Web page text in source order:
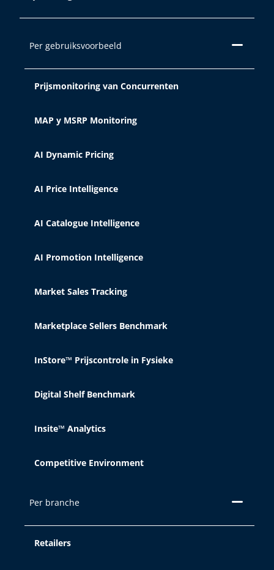
uw website-ervaring door inhoud in uw
die u interesseert aan te bevelen, tot
het identificeren van u als gebruiker bij
het bezoeken van privé gedeelten van
de website. Het kan ook worden
advertenties via advertentieplatforms
alle cookies accepteren door op de
configureren in "Cookie-instellingen" of
het gebruik ervan weigeren door op de
informatie over de verschillende
onzeDisclaimer, ons privacybeleid
Reject
Cookie Settings
Per gebruiksvoorbeeld
Prijsmonitoring van Concurrenten
MAP y MSRP Monitoring
AI Dynamic Pricing
AI Price Intelligence
AI Catalogue Intelligence
AI Promotion Intelligence
Market Sales Tracking
Marketplace Sellers Benchmark
InStore™ Prijscontrole in Fysieke
Digital Shelf Benchmark
Insite™ Analytics
Competitive Environment
Per branche
Retailers